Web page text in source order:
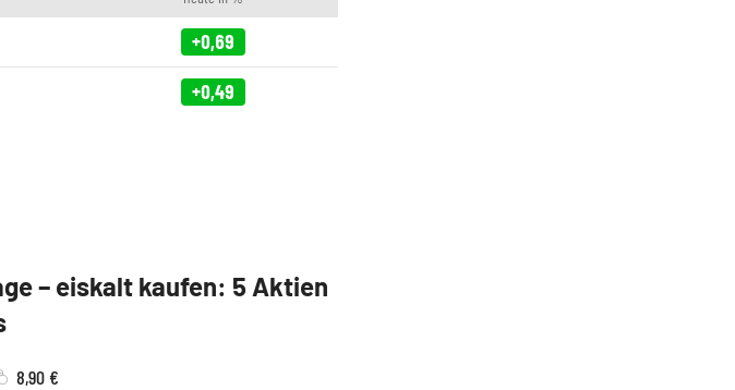
+0,69
+0,49
– eiskalt kaufen: 5 Aktien
8,90 €